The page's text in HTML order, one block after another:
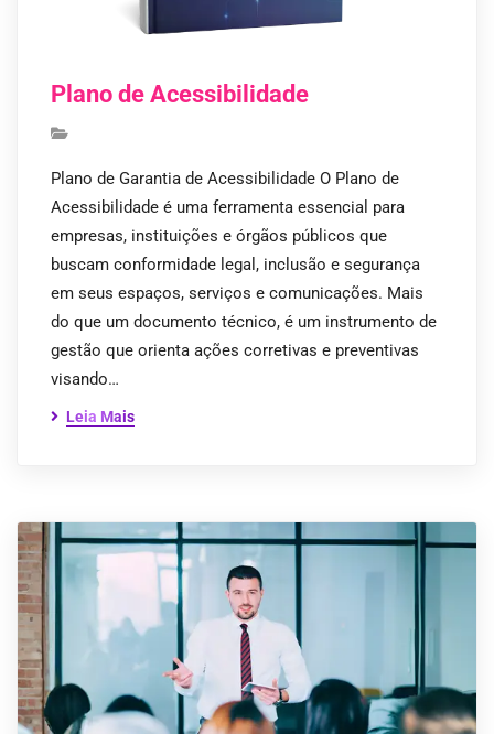
Plano de Acessibilidade
Plano de Garantia de Acessibilidade O Plano de
Acessibilidade é uma ferramenta essencial para
empresas, instituições e órgãos públicos que
buscam conformidade legal, inclusão e segurança
em seus espaços, serviços e comunicações. Mais
do que um documento técnico, é um instrumento de
gestão que orienta ações corretivas e preventivas
visando…
Leia Mais